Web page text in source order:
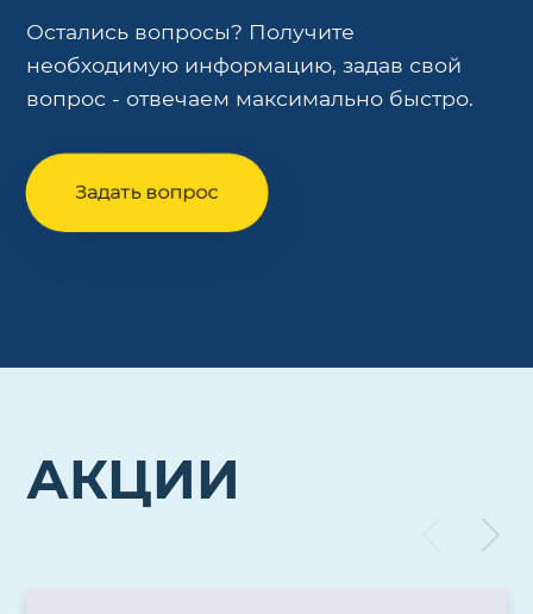
Остались вопросы? Получите
необходимую информацию, задав свой
вопрос - отвечаем максимально быстро.
Задать вопрос
АКЦИИ